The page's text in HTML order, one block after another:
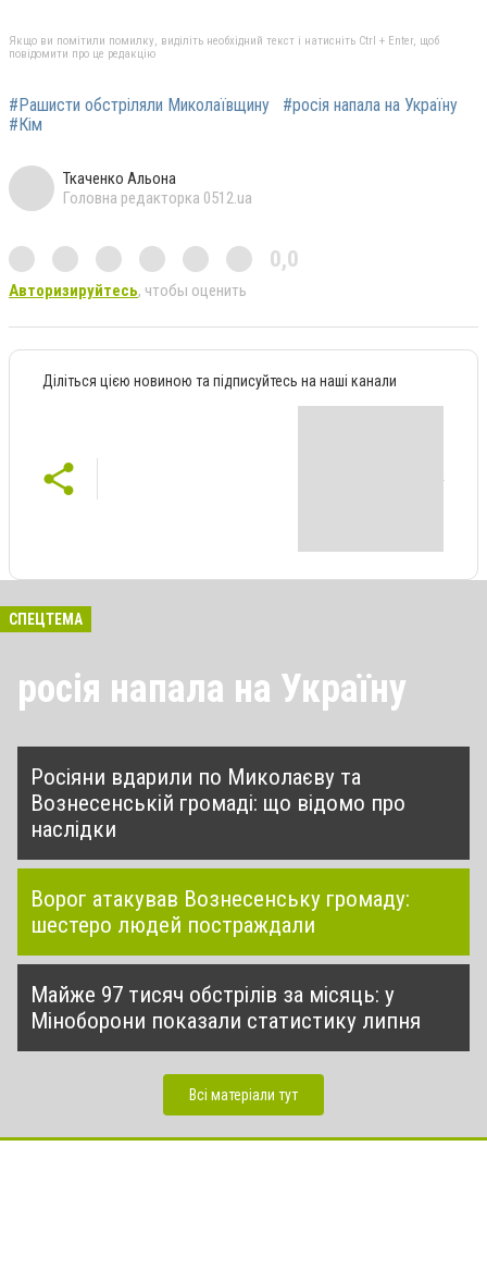
Якщо ви помітили помилку, виділіть необхідний текст і натисніть Ctrl + Enter, щоб
повідомити про це редакцію
#Рашисти обстріляли Миколаївщину
#росія напала на Україну
#Кім
Ткаченко Альона
Головна редакторка 0512.ua
0,0
Авторизируйтесь, чтобы оценить
Діліться цією новиною та підписуйтесь на наші канали
СПЕЦТЕМА
росія напала на Україну
Росіяни вдарили по Миколаєву та
Вознесенській громаді: що відомо про
наслідки
Ворог атакував Вознесенську громаду:
шестеро людей постраждали
Майже 97 тисяч обстрілів за місяць: у
Міноборони показали статистику липня
Всі матеріали тут